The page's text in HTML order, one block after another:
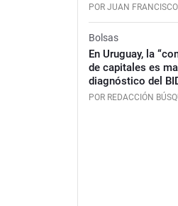
POR JUAN
Bolsas
En Uruguay, la
de capitales es
diagnóstico del
POR REDACCIÓN